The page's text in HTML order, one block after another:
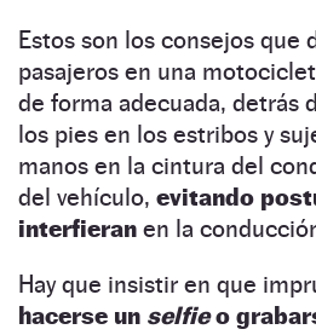
Estos son los consejos que
pasajeros en una
de forma adecuada, detrás
los pies en los estribos y
manos en la cintura del
del vehículo, evitando
interfieran en la
Hay que insistir en que
hacerse un selfieo